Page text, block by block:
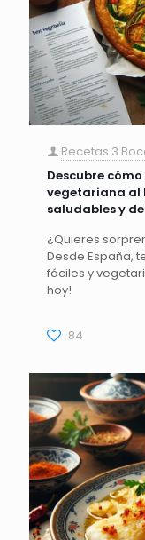
Recetas 3
Descubre
vegetariana al
saludables y
¿Quieres
Desde España,
fáciles y
hoy!
84